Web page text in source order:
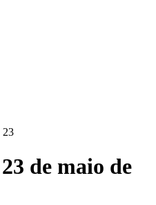
23
23 de maio de